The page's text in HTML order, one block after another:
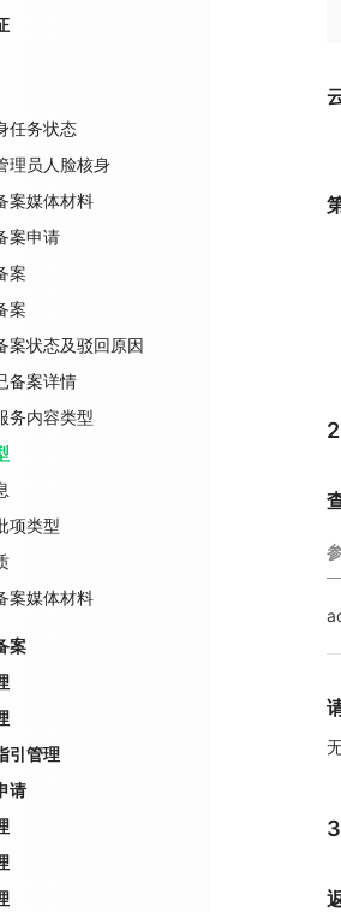
任务状态
理员人脸核身
案媒体材料
案申请
案
案
案状态及驳回原因
备案详情
务内容类型
项类型
案媒体材料
案
引管理
请